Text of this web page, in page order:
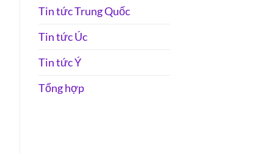
Tin tức Trung Quốc
Tin tức Úc
Tin tức Ý
Tổng hợp